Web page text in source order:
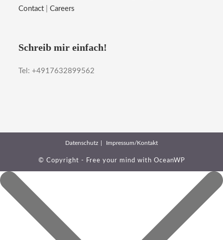
Contact |Careers
Schreib mir einfach!
Tel: +4917632899562
Datenschutz Impressum/Kontakt
© Copyright - Free your mind with OceanWP